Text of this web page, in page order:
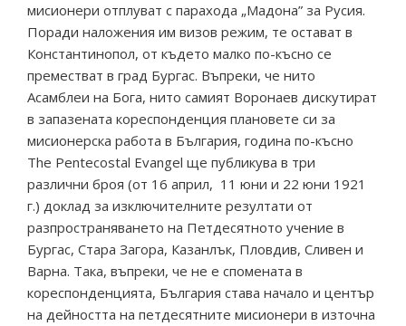
мисионери отплуват с парахода „Мадона” за Русия.
Поради наложения им визов режим, те остават в
Константинопол, от където малко по-късно се
преместват в град Бургас. Въпреки, че нито
Асамблеи на Бога, нито самият Воронаев дискутират
в запазената кореспонденция плановете си за
мисионерска работа в България, година по-късно
The Pentecostal Evangel ще публикува в три
различни броя (от 16 април, 11 юни и 22 юни 1921
г.) доклад за изключителните резултати от
разпространяването на Петдесятното учение в
Бургас, Стара Загора, Казанлък, Пловдив, Сливен и
Варна. Така, въпреки, че не е спомената в
кореспонденцията, България става начало и център
на дейността на петдесятните мисионери в източна